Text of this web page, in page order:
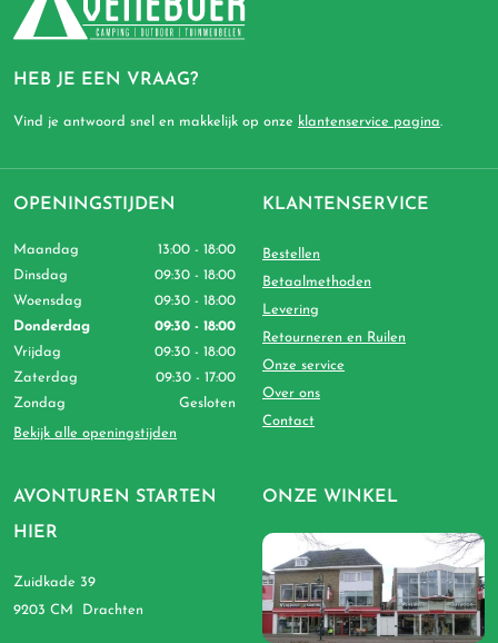
HEB JE EEN VRAAG?
Vind je antwoord snel en makkelijk op onze klantenservice pagina.
AVONTUREN STARTEN
HIER
Zuidkade 39
9203 CM Drachten
OPENINGSTIJDEN
Maandag
13:00 - 18:00
Dinsdag
09:30 - 18:00
Woensdag
09:30 - 18:00
Donderdag
09:30 - 18:00
Vrijdag
09:30 - 18:00
Zaterdag
09:30 - 17:00
Zondag
Gesloten
Bekijk alle openingstijden
KLANTENSERVICE
Bestellen
Betaalmethoden
Levering
Retourneren en Ruilen
Onze service
Over ons
Contact
ONZE WINKEL